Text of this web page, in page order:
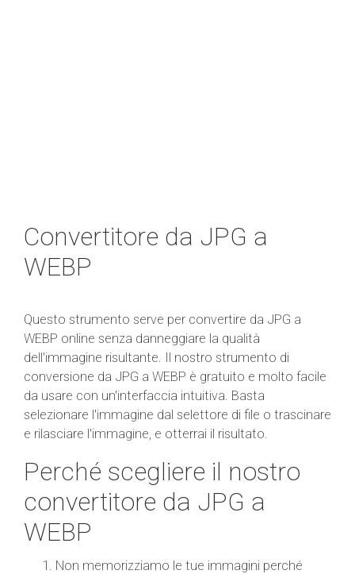
Convertitore da JPG a
WEBP
Questo strumento serve per convertire da JPG a
WEBP online senza danneggiare la qualità
dell'immagine risultante. Il nostro strumento di
conversione da JPG a WEBP è gratuito e molto facile
da usare con un'interfaccia intuitiva. Basta
selezionare l'immagine dal selettore di file o trascinare
e rilasciare l'immagine, e otterrai il risultato.
Perché scegliere il nostro
convertitore da JPG a
WEBP
Non memorizziamo le tue immagini perché